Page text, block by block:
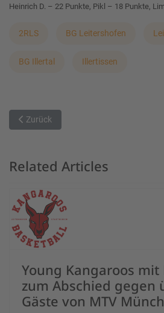
Heinrich D. – 22 Punkte, Pikl – 18 Punkte,
2RLS BG Leitershofen
BG Illertal Illertissen
Vorheriger Beitrag: DJK SB München
Zurück
Related Articles
Young Kangaroos
zum Abschied gegen
Gäste von MTV